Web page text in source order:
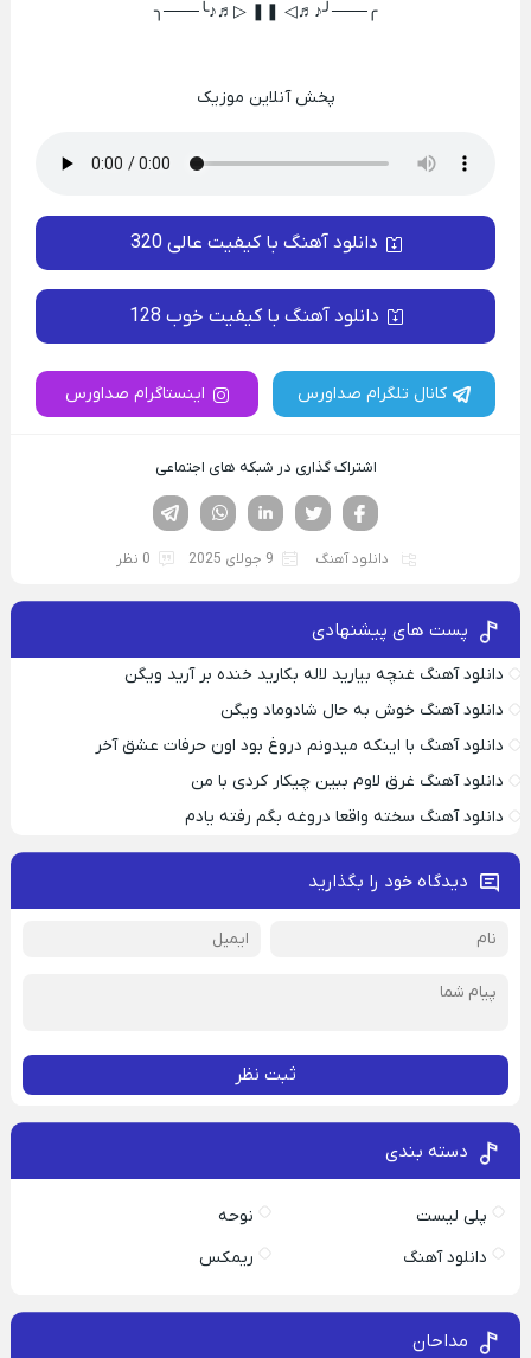
╭───╯♪♬◁ ❚❚ ▷♬♪╰───╮
پخش آنلاین موزیک
دانلود آهنگ با کیفیت عالی 320
دانلود آهنگ با کیفیت خوب 128
کانال تلگرام صداورس اینستاگرام صداورس
اشتراک گذاری در شبکه های اجتماعی
لینکدین تویتر
فیسوک
دانلود آهنگ 9 جولای 2025 0 نظر
پست های پیشنهادی
دانلود آهنگ غنچه بیارید لاله بکارید خنده بر آرید ویگن
دانلود آهنگ خوش به حال شادوماد ویگن
دانلود آهنگ با اینکه میدونم دروغ بود اون حرفات عشق آخر
دانلود آهنگ غرق لاوم ببین چیکار کردی با من
دانلود آهنگ سخته واقعا دروغه بگم رفته یادم
دیدگاه خود را بگذارید
ثبت نظر
دسته بندی
پلی لیست
نوحه
دانلود آهنگ
ریمکس
مداحان